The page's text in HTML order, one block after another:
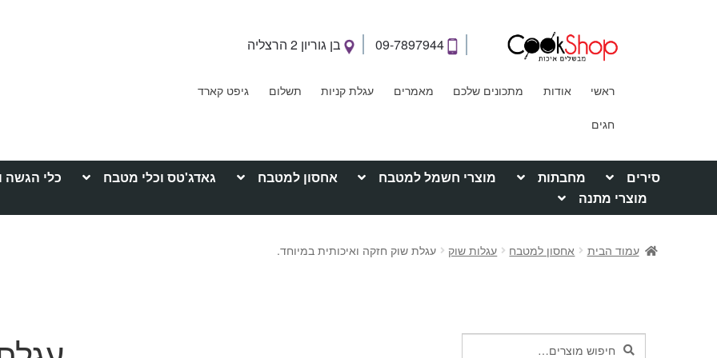
09-7897944 בן גוריון 2 הרצליה
ראשי אודות מתכונים שלכם מאמרים עגלת קניות תשלום גיפט קארד
חגים
סירים מחבתות מוצרי חשמל למטבח אחסון למטבח גאדג'טס וכלי מטבח כלי הגשה
מוצרי מתנה
עמוד הבית אחסון למטבח עגלות שוק עגלת שוק חזקה ואיכותית במיוחד.
חיפושחיפוש